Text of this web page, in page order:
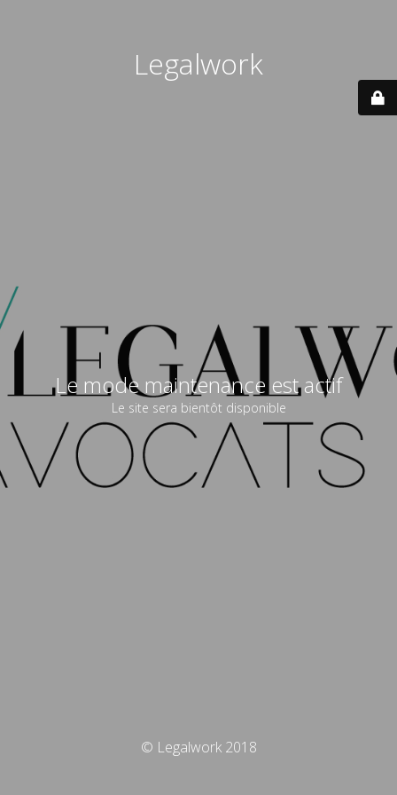
Legalwork
Le mode maintenance est actif
Le site sera bientôt disponible
© Legalwork 2018